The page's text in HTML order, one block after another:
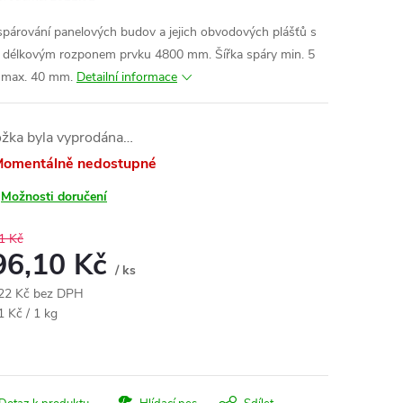
panelových budov a jejich obvodových plášťů s
délkovým rozponem prvku 4800 mm. Šířka spáry min. 5
40 mm. Detailní informace
byla vyprodána…
nedostupné
Možnosti doručení
Kč
Kč / ks
Kč bez DPH
Kč / 1 kg